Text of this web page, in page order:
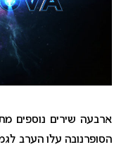
הסופרנובה עלו הערב